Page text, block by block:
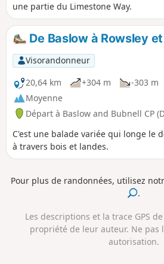
une partie du Limestone Way.
De Baslow à Rowsley
Visorandonneur
20,64 km
+304 m -303 m
Moyenne
Départ à Baslow and Bubnell CP
C'est une balade variée qui longe le
à travers bois et landes.
Pour plus de randonnées, utilisez
.
Les descriptions et la trace GPS
propriété de leur auteur. Ne pas
autorisation.